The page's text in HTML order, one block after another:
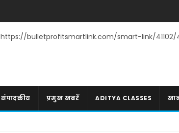
https://bulletprofitsmartlink.com/smart-link/41102/
संपादकीय प्रमुख खबरें ADITYA CLASSES